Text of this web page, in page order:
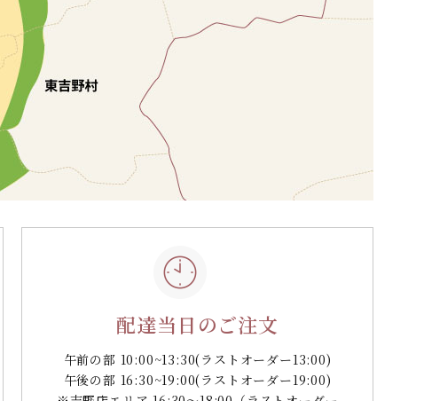
配達当日のご注文
午前の部 10:00~13:30(ラストオーダー13:00)
午後の部 16:30~19:00(ラストオーダー19:00)